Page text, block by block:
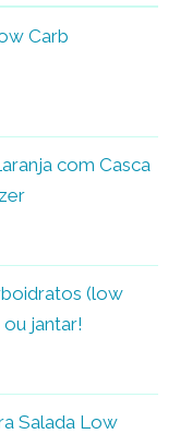
Carb
com Casca
(low
jantar!
Salada Low